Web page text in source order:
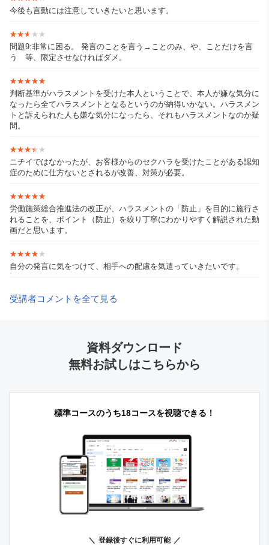
今後も言動には注意していきたいと思います。
★★★★★
★★★★★
問題9:非常に困る。 発言のことを言う→ことのみ、や、ことだけを言
う 等、限定させなければダメ。
★★★★★
★★★★★
判断基準がハラスメントを受けた本人ということで、本人が嫌な気分に
なったら全てハラスメントとなるというのが納得いかない。ハラスメン
トと訴えられた人も嫌な気分になったら、それもハラスメントなのか疑
問。
★★★★★
★★★★★
ニチイではなかったが、お客様からのセクハラを受けたことがある認知
症のために仕方ないとされるが改善、対策が必要。
★★★★★
★★★★★
労働施策総合推進法の改正が、ハラスメントの「防止」を目的に施行さ
れることを、ポイント（防止）を絞り丁寧にわかりやすく解説された動
画だと思います。
★★★★★
★★★★★
自分の発言に気をつけて、相手への配慮を気遣っていきたいです。
受講者コメントを全て見る
資料ダウンロード
無料お試しはこちらから
標準コースのうち18コースを視聴できる！
登録後すぐに利用可能